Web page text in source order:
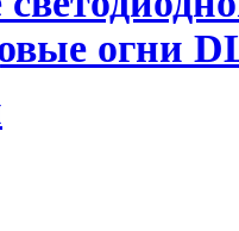
огни